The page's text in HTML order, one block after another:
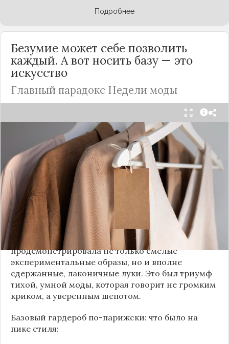
Подробнее
Безумие может себе позволить
каждый. А вот носить базу — это
искусство
Главный парадокс Недели моды
Принято считать, что Неделя моды в Париже —
это исключительно про безумные тренды, на
которые обычный человек посмотрит с
недоумением. Но самый интересный тренд этого
сезона был обращен к реальной жизни. Показы
доказали: истинная роскошь и мастерство стиля
заключаются не в эпатаже, а в виртуозном
владении базовыми вещами.
Как тонко подметила автор канала «Деловая
косметичка», завершившаяся неделя моды
продемонстрировала не только смелые
экспериментальные образы, но и вполне
сдержанные, лаконичные луки. Это был триумф
тихой, умной моды, которая говорит не громким
криком, а уверенным шепотом.
Базовый гардероб по-парижски: что было на
пике стиля: